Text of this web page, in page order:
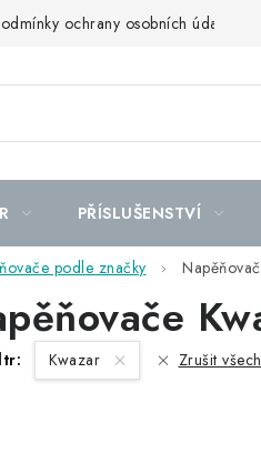
ochrany osobních údajů
PŘÍSLUŠENSTVÍ
podle značky
Kwazar Zrušit